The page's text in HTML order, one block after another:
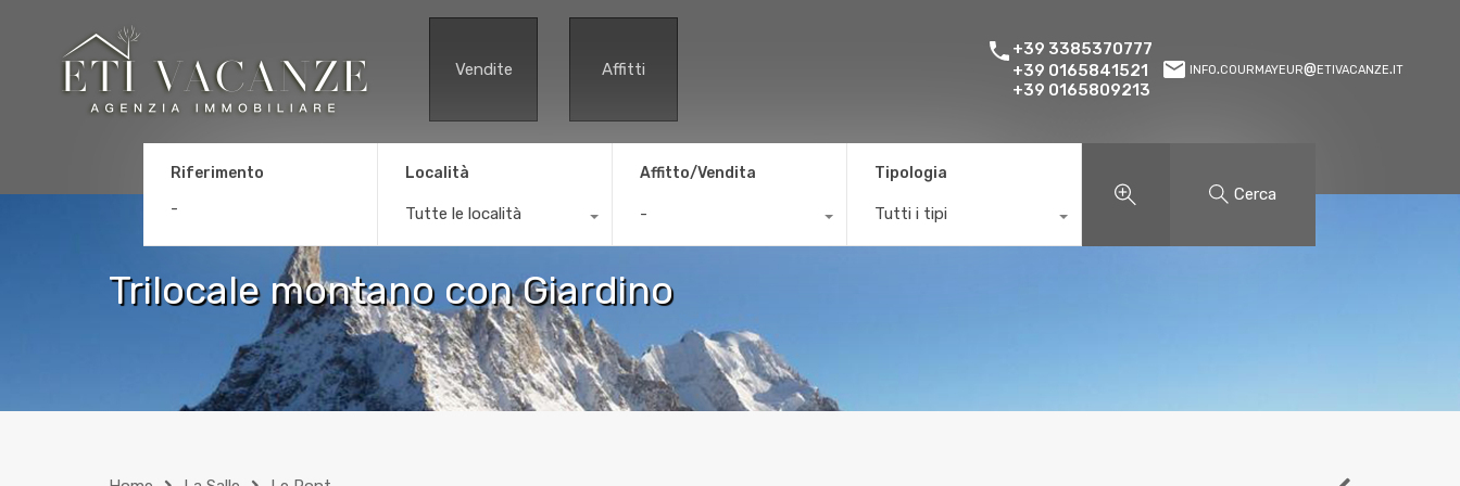
Vendite Affitti
+39 3385370777
+39 0165841521
+39 0165809213
info.courmayeur@etivacanze.it
Riferimento Località
Tutte le località
Affitto/Vendita
-
Tipologia
Tutti i tipi
Cerca
Trilocale montano con Giardino